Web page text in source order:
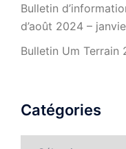
Bulletin
d’août 2024 –
Bulletin Um Terrain
Catégories